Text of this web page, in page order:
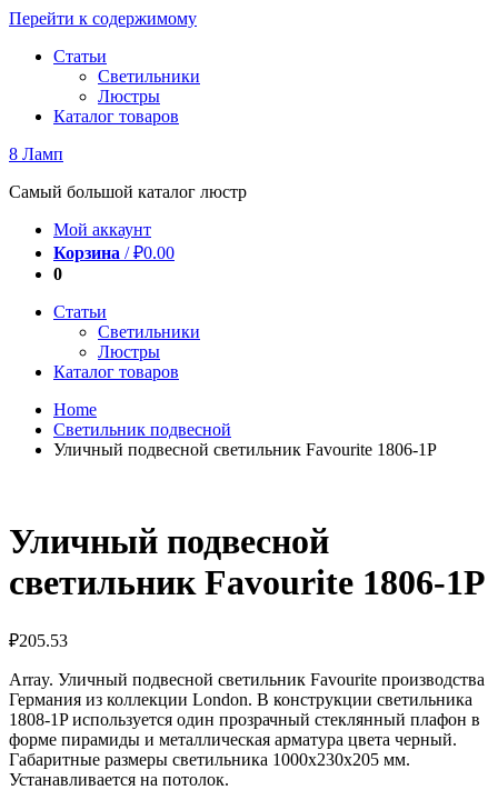
Перейти к содержимому
Статьи
Светильники
Люстры
Каталог товаров
8 Ламп
Самый большой каталог люстр
Мой аккаунт
Корзина /₽0.00
0
Статьи
Светильники
Люстры
Каталог товаров
Home
Светильник подвесной
Уличный подвесной светильник Favourite 1806-1P
Уличный подвесной
светильник Favourite 1806-1P
₽205.53
Array. Уличный подвесной светильник Favourite производства
Германия из коллекции London. В конструкции светильника
1808-1P используется один прозрачный стеклянный плафон в
форме пирамиды и металлическая арматура цвета черный.
Габаритные размеры светильника 1000x230x205 мм.
Устанавливается на потолок.